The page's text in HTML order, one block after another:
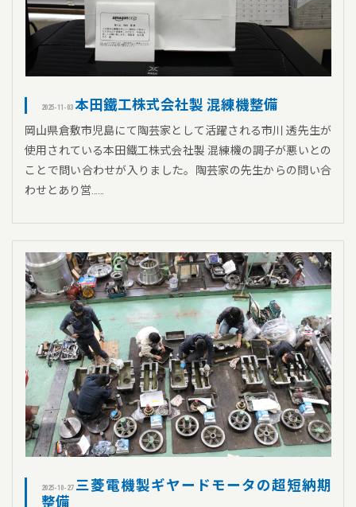
2025-11-03 本田鐵工株式会社製 混練機整備
岡山県倉敷市児島にて陶芸家として活躍される市川 透先生が
使用されている本田鐵工株式会社製 混練機の調子が悪いとの
ことで問い合わせが入りました。陶芸家の先生からの問い合
わせとあり営……
2025-10-27 三菱電機製ギヤードモータの超短納期
整備